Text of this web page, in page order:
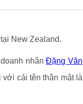
New Zealand.
doanh nhânĐặng Văn
cái tên thân mật là